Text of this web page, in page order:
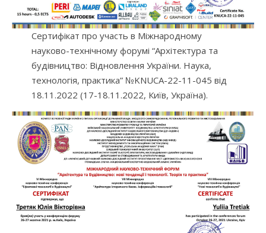
Сертифікат про участь в Міжнародному
науково-технічному форумі “Архітектура та
будівництво: Відновлення України. Наука,
технологія, практика” №KNUCA-22-11-045 від
18.11.2022 (17-18.11.2022, Київ, Україна).